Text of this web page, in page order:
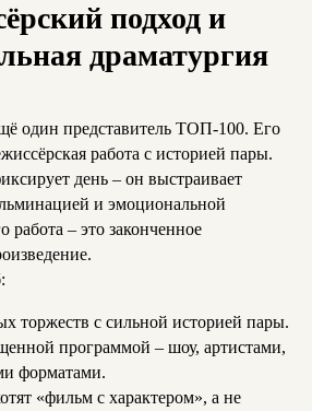
подход и
драматургия
один представитель ТОП-100. Его
работа с историей пары.
день – он выстраивает
и эмоциональной
работа – это законченное
торжеств с сильной историей пары.
программой – шоу, артистами,
форматами.
«фильм с характером», а не